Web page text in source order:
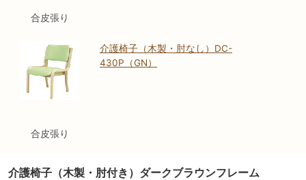
合皮張り
合皮張り
介護椅子（木製・肘なし）DC-
430P（GN）
介護椅子（木製・肘付き）ダークブラウンフレーム